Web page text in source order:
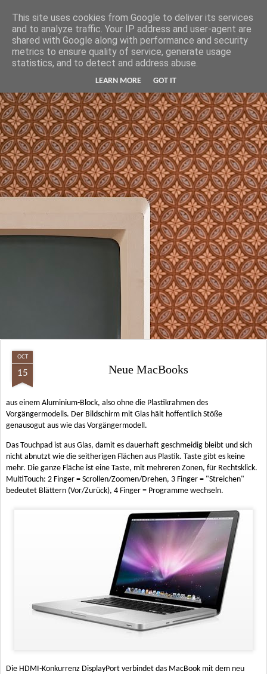
This site uses cookies from Google to deliver its services
and to analyze traffic. Your IP address and user-agent are
shared with Google along with performance and security
metrics to ensure quality of service, generate usage
statistics, and to detect and address abuse.
LEARN MORE GOT IT
Hunter Jerusalem Journal
OCT
15 Neue MacBooks
aus einem Aluminium-Block, also ohne die Plastikrahmen des
Vorgängermodells. Der Bildschirm mit Glas hält hoffentlich Stöße
genausogut aus wie das Vorgängermodell.
Das Touchpad ist aus Glas, damit es dauerhaft geschmeidig bleibt und sich
nicht abnutzt wie die seitherigen Flächen aus Plastik. Taste gibt es keine
mehr. Die ganze Fläche ist eine Taste, mit mehreren Zonen, für Rechtsklick.
MultiTouch: 2 Finger = Scrollen/Zoomen/Drehen, 3 Finger = "Streichen"
bedeutet Blättern (Vor/Zurück), 4 Finger = Programme wechseln.
Die HDMI-Konkurrenz DisplayPort verbindet das MacBook mit dem neu